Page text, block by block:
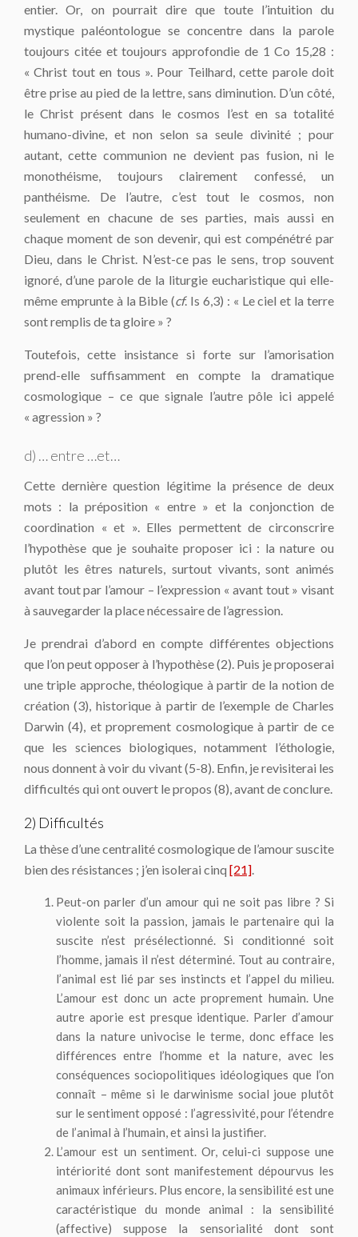
entier. Or, on pourrait dire que toute l’intuition du
mystique paléontologue se concentre dans la parole
toujours citée et toujours approfondie de 1 Co 15,28 :
« Christ tout en tous ». Pour Teilhard, cette parole doit
être prise au pied de la lettre, sans diminution. D’un côté,
le Christ présent dans le cosmos l’est en sa totalité
humano-divine, et non selon sa seule divinité ; pour
autant, cette communion ne devient pas fusion, ni le
monothéisme, toujours clairement confessé, un
panthéisme. De l’autre, c’est tout le cosmos, non
seulement en chacune de ses parties, mais aussi en
chaque moment de son devenir, qui est compénétré par
Dieu, dans le Christ. N’est-ce pas le sens, trop souvent
ignoré, d’une parole de la liturgie eucharistique qui elle-
même emprunte à la Bible (cf. Is 6,3) : « Le ciel et la terre
sont remplis de ta gloire » ?
Toutefois, cette insistance si forte sur l’amorisation
prend-elle suffisamment en compte la dramatique
cosmologique – ce que signale l’autre pôle ici appelé
« agression » ?
d) … entre …et…
Cette dernière question légitime la présence de deux
mots : la préposition « entre » et la conjonction de
coordination « et ». Elles permettent de circonscrire
l’hypothèse que je souhaite proposer ici : la nature ou
plutôt les êtres naturels, surtout vivants, sont animés
avant tout par l’amour – l’expression « avant tout » visant
à sauvegarder la place nécessaire de l’agression.
Je prendrai d’abord en compte différentes objections
que l’on peut opposer à l’hypothèse (2). Puis je proposerai
une triple approche, théologique à partir de la notion de
création (3), historique à partir de l’exemple de Charles
Darwin (4), et proprement cosmologique à partir de ce
que les sciences biologiques, notamment l’éthologie,
nous donnent à voir du vivant (5-8). Enfin, je revisiterai les
difficultés qui ont ouvert le propos (8), avant de conclure.
2) Difficultés
La thèse d’une centralité cosmologique de l’amour suscite
bien des résistances ; j’en isolerai cinq [21].
Peut-on parler d’un amour qui ne soit pas libre ? Si
violente soit la passion, jamais le partenaire qui la
suscite n’est présélectionné. Si conditionné soit
l’homme, jamais il n’est déterminé. Tout au contraire,
l’animal est lié par ses instincts et l’appel du milieu.
L’amour est donc un acte proprement humain. Une
autre aporie est presque identique. Parler d’amour
dans la nature univocise le terme, donc efface les
différences entre l’homme et la nature, avec les
conséquences sociopolitiques idéologiques que l’on
connaît – même si le darwinisme social joue plutôt
sur le sentiment opposé : l’agressivité, pour l’étendre
de l’animal à l’humain, et ainsi la justifier.
L’amour est un sentiment. Or, celui-ci suppose une
intériorité dont sont manifestement dépourvus les
animaux inférieurs. Plus encore, la sensibilité est une
caractéristique du monde animal : la sensibilité
(affective) suppose la sensorialité dont sont